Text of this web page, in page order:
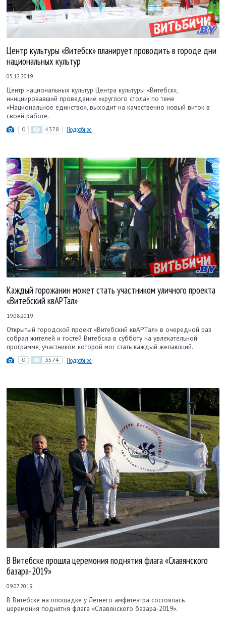
Центр культуры «Витебск» планирует проводить в городе дни
национальных культур
05.12.2019
Центр национальных культур Центра культуры «Витебск»,
инициировавший проведение «круглого стола» по теме
«Национальное единство», выходит на качественно новый виток в
своей работе.
0 4378 Подробнее
Каждый горожанин может стать участником уличного проекта
«Витебский квАРТал»
19.08.2019
Открытый городской проект «Витебский квАРТал» в очередной раз
собрал жителей и гостей Витебска в субботу на увлекательной
программе, участником которой мог стать каждый желающий.
0 3574 Подробнее
В Витебске прошла церемония поднятия флага «Славянского
базара-2019»
09.07.2019
В Витебске на площадке у Летнего амфитеатра состоялась
церемония поднятия флага «Славянского базара-2019».